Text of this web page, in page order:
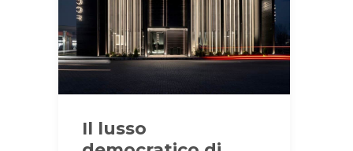
Il lusso